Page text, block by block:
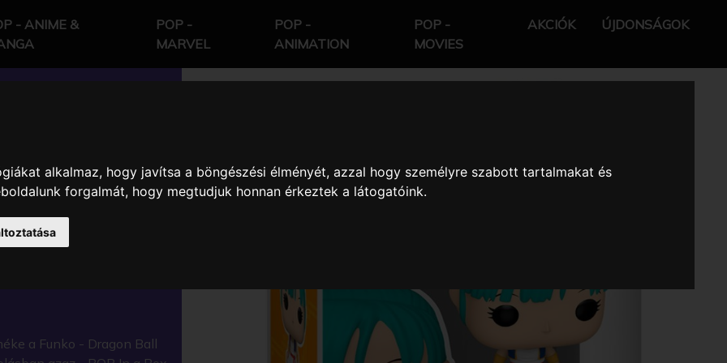
alkalmaz, hogy javítsa a böngészési élményét, azzal hogy személyre szabott tartalmakat és
forgalmát, hogy megtudjuk honnan érkeztek a látogatóink.
- ANIME &
POP -
MARVEL
POP -
ANIMATION
POP -
MOVIES
AKCIÓK ÚJDONSÁGOK
BULMA
a Funko - Dragon Ball